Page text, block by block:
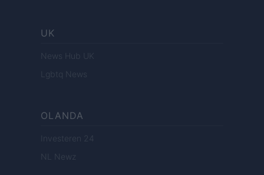
UK
News Hub UK
Lgbtq News
OLANDA
Investeren 24
NL Newz